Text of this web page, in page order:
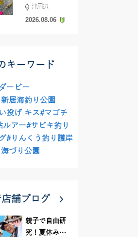
近郊ハゼ釣れ
てます！
津周辺
2026.08.06
キーワード
ービー
居海釣り公園
投げ キス#マゴチ
ルアー#サビキ釣り
#りんくう釣り護岸
づり公園
舗ブログ
親子で自由研
究！夏休みに